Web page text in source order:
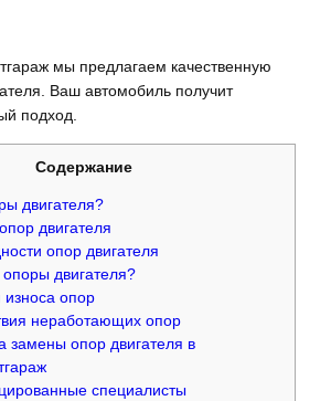
мы предлагаем качественную
Ваш автомобиль получит
подход.
Содержание
двигателя?
двигателя
опор двигателя
двигателя?
износа опор
неработающих опор
замены опор двигателя в
специалисты